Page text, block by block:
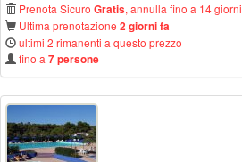
Prenota Sicuro Gratis, annulla fino a 14 giorni
Ultima prenotazione 2 giorni fa
ultimi 2 rimanenti a questo prezzo
fino a 7 persone